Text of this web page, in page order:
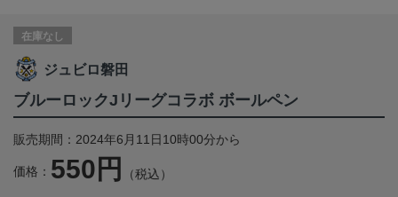
在庫なし
ジュビロ磐田
ブルーロックJリーグコラボ ボールペン
販売期間：2024年6月11日10時00分から
価格： 550円 （税込）